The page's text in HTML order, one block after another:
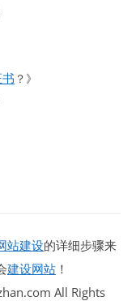
？》
站建设的详细步骤来
建设网站 ！
All Rights